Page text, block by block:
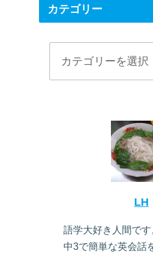
カテゴリー
LH
語学大好き人間です
中3で簡単な英会話